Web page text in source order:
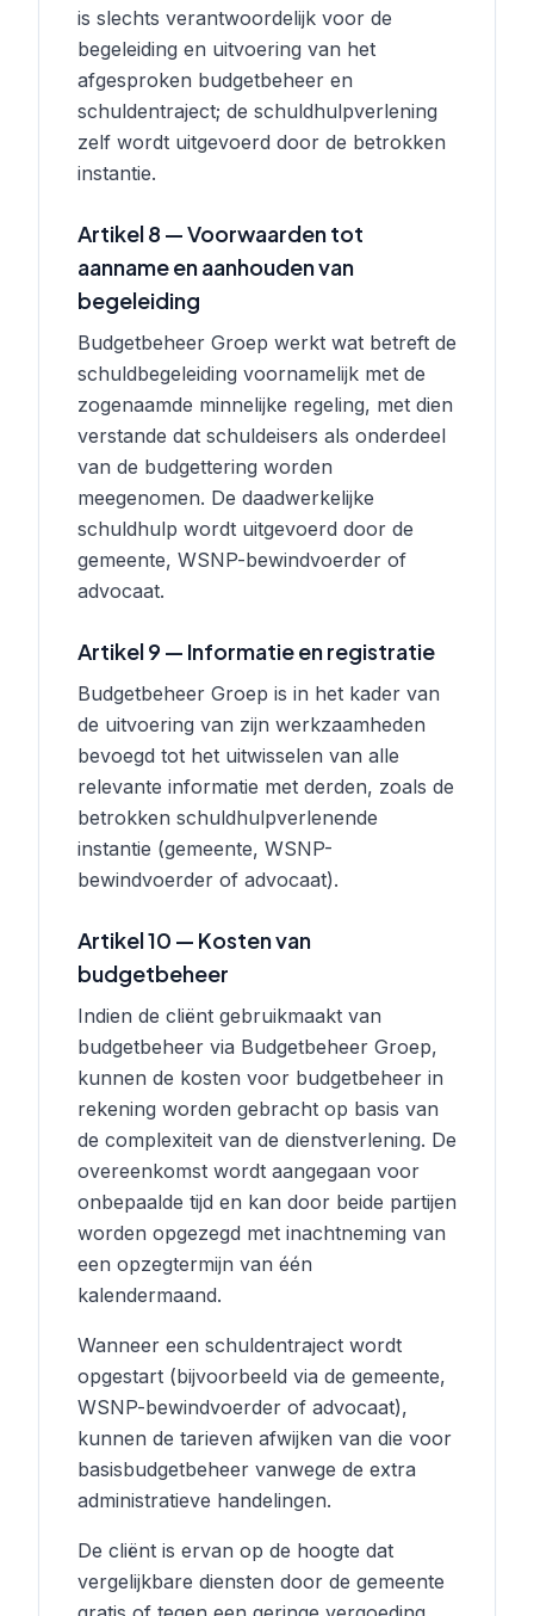
is slechts verantwoordelijk voor de
begeleiding en uitvoering van het
afgesproken budgetbeheer en
schuldentraject; de schuldhulpverlening
zelf wordt uitgevoerd door de betrokken
instantie.
Artikel 8 — Voorwaarden tot
aanname en aanhouden van
begeleiding
Budgetbeheer Groep werkt wat betreft de
schuldbegeleiding voornamelijk met de
zogenaamde minnelijke regeling, met dien
verstande dat schuldeisers als onderdeel
van de budgettering worden
meegenomen. De daadwerkelijke
schuldhulp wordt uitgevoerd door de
gemeente, WSNP-bewindvoerder of
advocaat.
Artikel 9 — Informatie en registratie
Budgetbeheer Groep is in het kader van
de uitvoering van zijn werkzaamheden
bevoegd tot het uitwisselen van alle
relevante informatie met derden, zoals de
betrokken schuldhulpverlenende
instantie (gemeente, WSNP-
bewindvoerder of advocaat).
Artikel 10 — Kosten van
budgetbeheer
Indien de cliënt gebruikmaakt van
budgetbeheer via Budgetbeheer Groep,
kunnen de kosten voor budgetbeheer in
rekening worden gebracht op basis van
de complexiteit van de dienstverlening. De
overeenkomst wordt aangegaan voor
onbepaalde tijd en kan door beide partijen
worden opgezegd met inachtneming van
een opzegtermijn van één
kalendermaand.
Wanneer een schuldentraject wordt
opgestart (bijvoorbeeld via de gemeente,
WSNP-bewindvoerder of advocaat),
kunnen de tarieven afwijken van die voor
basisbudgetbeheer vanwege de extra
administratieve handelingen.
De cliënt is ervan op de hoogte dat
vergelijkbare diensten door de gemeente